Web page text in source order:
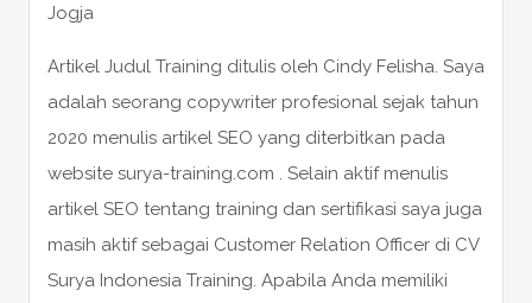
Jogja
Artikel Judul Training ditulis oleh Cindy Felisha. Saya
adalah seorang copywriter profesional sejak tahun
2020 menulis artikel SEO yang diterbitkan pada
website surya-training.com . Selain aktif menulis
artikel SEO tentang training dan sertifikasi saya juga
masih aktif sebagai Customer Relation Officer di CV
Surya Indonesia Training. Apabila Anda memiliki